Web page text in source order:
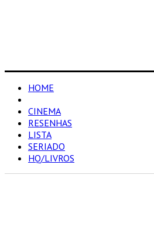
HOME
CINEMA
RESENHAS
LISTA
SERIADO
HQ/LIVROS